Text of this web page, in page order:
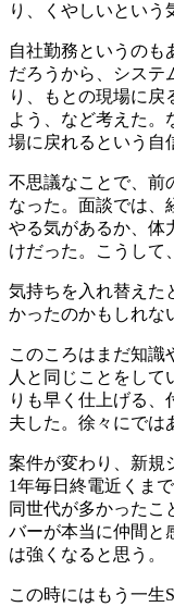
り、
くやしいという
自社勤務というのも
だろうから、システ
り、もとの現場に戻
よう、など考えた。
場に戻れるという自
不思議なことで、前
なった。面談では、
やる気があるか、体
けだった。こうして
気持ちを入れ替えた
かったのかもしれな
このころはまだ知識
人と同じことをして
りも早く仕上げる、
夫 した。徐々にでは
案件が変わり、新規
1年毎日終電近くま
同世代が多かったこ
バーが本当に仲間と
は強くなる と思う。
この時にはもう一生